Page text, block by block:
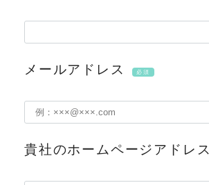
メールアドレス 必須
貴社のホームページアドレス